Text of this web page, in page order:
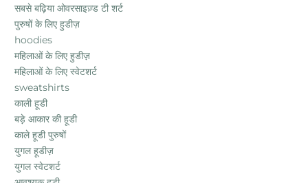
सबसे बढ़िया ओवरसाइज़्ड टी शर्ट
पुरुषों के लिए हुडीज़
hoodies
महिलाओं के लिए हुडीज़
महिलाओं के लिए स्वेटशर्ट
sweatshirts
काली हूडी
बड़े आकार की हूडी
काले हूडी पुरुषों
युगल हूडीज़
युगल स्वेटशर्ट